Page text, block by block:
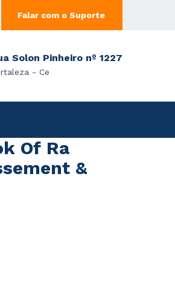
Falar com o Suporte
Solon Pinheiro nº 1227
- Ce
Of Ra
&